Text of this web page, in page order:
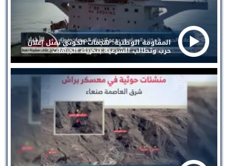
المقاومة الوطنية: هجمات الحوثي تمثل إعلان
حرب وتطالب الشرعية بتحريك الجبهات